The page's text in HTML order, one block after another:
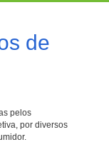
de
pelos
por diversos